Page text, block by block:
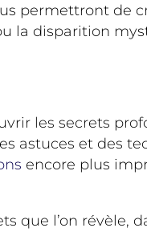
permettront de
la disparition
les secrets
astuces et des
encore plus
que l’on révèle,